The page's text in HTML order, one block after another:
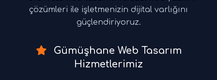
çözümleri ile işletmenizin dijital varlığını
güçlendiriyoruz.
Gümüşhane Web Tasarım
Hizmetlerimiz